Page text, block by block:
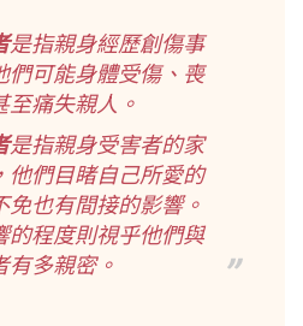
是指親身經歷創傷事
們可能身體受傷、喪
至痛失親人。
是指親身受害者的家
他們目睹自己所愛的
免也有間接的影響。
的程度則視乎他們與
有多親密。